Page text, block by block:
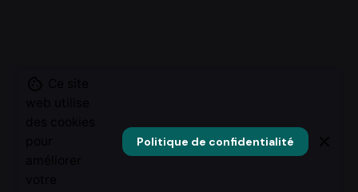
Politique de confidentialité